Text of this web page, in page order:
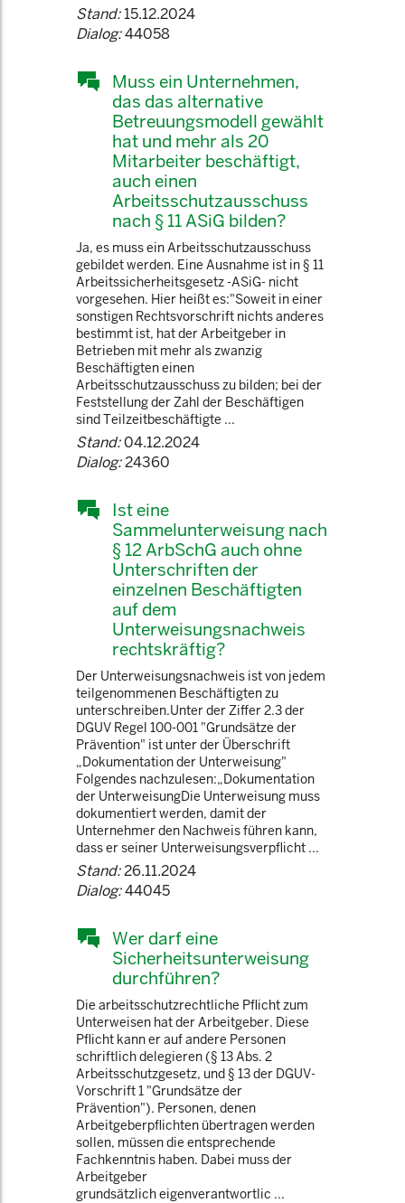
Stand:15.12.2024
Dialog:44058
Muss ein Unternehmen,
das das alternative
Betreuungsmodell gewählt
hat und mehr als 20
Mitarbeiter beschäftigt,
auch einen
Arbeitsschutzausschuss
nach § 11 ASiG bilden?
Ja, es muss ein Arbeitsschutzausschuss
gebildet werden. Eine Ausnahme ist in § 11
Arbeitssicherheitsgesetz -ASiG- nicht
vorgesehen. Hier heißt es:"Soweit in einer
sonstigen Rechtsvorschrift nichts anderes
bestimmt ist, hat der Arbeitgeber in
Betrieben mit mehr als zwanzig
Beschäftigten einen
Arbeitsschutzausschuss zu bilden; bei der
Feststellung der Zahl der Beschäftigen
sind Teilzeitbeschäftigte ...
Stand:04.12.2024
Dialog:24360
Ist eine
Sammelunterweisung nach
§ 12 ArbSchG auch ohne
Unterschriften der
einzelnen Beschäftigten
auf dem
Unterweisungsnachweis
rechtskräftig?
Der Unterweisungsnachweis ist von jedem
teilgenommenen Beschäftigten zu
unterschreiben.Unter der Ziffer 2.3 der
DGUV Regel 100-001 "Grundsätze der
Prävention" ist unter der Überschrift
„Dokumentation der Unterweisung"
Folgendes nachzulesen:„Dokumentation
der UnterweisungDie Unterweisung muss
dokumentiert werden, damit der
Unternehmer den Nachweis führen kann,
dass er seiner Unterweisungsverpflicht ...
Stand:26.11.2024
Dialog:44045
Wer darf eine
Sicherheitsunterweisung
durchführen?
Die arbeitsschutzrechtliche Pflicht zum
Unterweisen hat der Arbeitgeber. Diese
Pflicht kann er auf andere Personen
schriftlich delegieren (§ 13 Abs. 2
Arbeitsschutzgesetz, und § 13 der DGUV-
Vorschrift 1 "Grundsätze der
Prävention"). Personen, denen
Arbeitgeberpflichten übertragen werden
sollen, müssen die entsprechende
Fachkenntnis haben. Dabei muss der
Arbeitgeber
grundsätzlich eigenverantwortlic ...